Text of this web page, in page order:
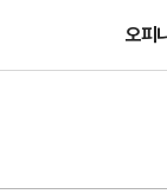
오피